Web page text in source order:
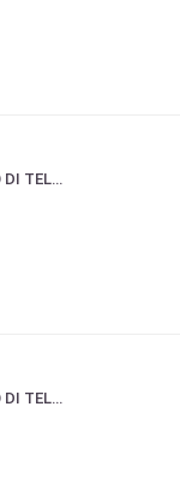
UTDT-UNIVERSIDAD TORCUATO DI TELLA
UTDT-UNIVERSIDAD TORCUATO DI TELLA